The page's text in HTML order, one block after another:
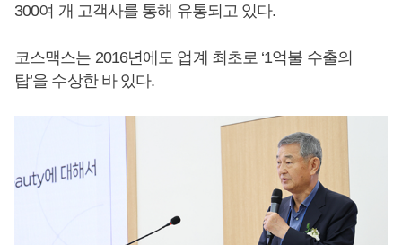
300여 개 고객사를 통해 유통되고 있다.
코스맥스는 2016년에도 업계 최초로 ‘1억불 수출의
탑’을 수상한 바 있다.